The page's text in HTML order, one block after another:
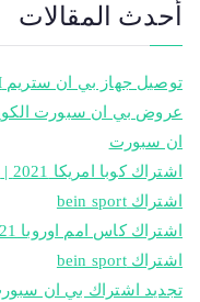
أحدث المقالات
توصيل جهاز بي ان ستريم BeIN STREAM مع اشتراك فوري
ان سبورت
اشتراك bein sport
اشتراك bein sport